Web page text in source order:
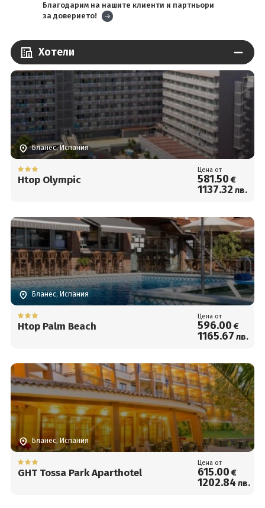
Благодарим на нашите клиенти и партньори
за доверието!
Хотели
Бланес, Испания
Htop Olympic
Цена от
581.50 €
1137.32лв.
Бланес, Испания
Htop Palm Beach
Цена от
596.00 €
1165.67 лв.
Бланес, Испания
GHT Tossa Park Aparthotel
Цена от
615.00 €
1202.84 лв.